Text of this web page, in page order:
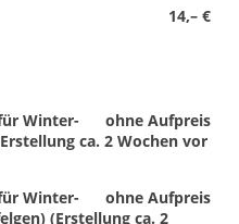
14,– €
ohne Aufpreis
Winter-
ca. 2 Wochen vor
ohne Aufpreis
Winter-
(Erstellung ca. 2